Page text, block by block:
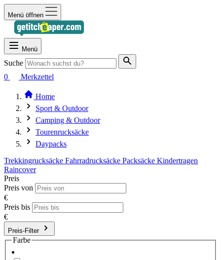
Menü öffnen
Menü
Suche
0
Merkzettel
Home
Sport & Outdoor
Camping & Outdoor
Tourenrucksäcke
Daypacks
Trekkingrucksäcke Fahrradrucksäcke Packsäcke Kindertragen
Raincover
Preis
Preis von
€
Preis bis
€
Preis-Filter
Farbe